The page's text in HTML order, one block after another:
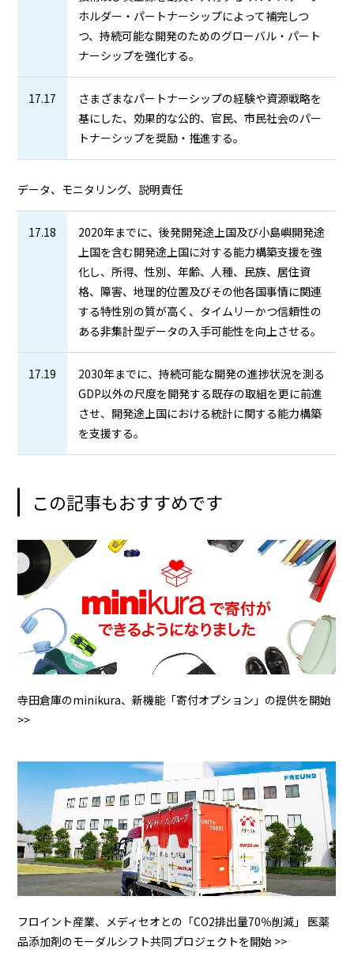
ホルダー・パートナーシップによって補完しつ
つ、持続可能な開発のためのグローバル・パート
ナーシップを強化する。
17.17
さまざまなパートナーシップの経験や資源戦略を
基にした、効果的な公的、官民、市民社会のパー
トナーシップを奨励・推進する。
データ、モニタリング、説明責任
17.18
2020年までに、後発開発途上国及び小島嶼開発途
上国を含む開発途上国に対する能力構築支援を強
化し、所得、性別、年齢、人種、民族、居住資
格、障害、地理的位置及びその他各国事情に関連
する特性別の質が高く、タイムリーかつ信頼性の
ある非集計型データの入手可能性を向上させる。
17.19
2030年までに、持続可能な開発の進捗状況を測る
GDP以外の尺度を開発する既存の取組を更に前進
させ、開発途上国における統計に関する能力構築
を支援する。
この記事もおすすめです
寺田倉庫のminikura、新機能「寄付オプション」の提供を開始
>>
フロイント産業、メディセオとの「CO2排出量70％削減」 医薬
品添加剤のモーダルシフト共同プロジェクトを開始 >>